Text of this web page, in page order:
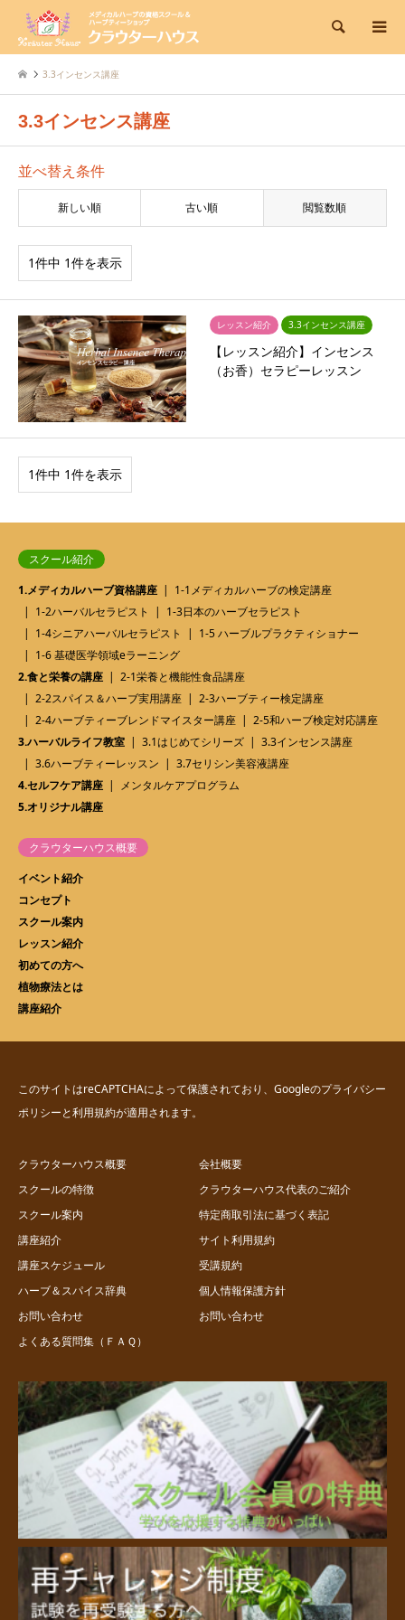
検索
3.3インセンス講座
3.3インセンス講座
並べ替え条件
新しい順 古い順 閲覧数順
1件中 1件を表示
レッスン紹介 3.3インセンス講座
【レッスン紹介】インセンス
（お香）セラピーレッスン
1件中 1件を表示
スクール紹介
1.メディカルハーブ資格講座
1-1メディカルハーブの検定講座
1-2ハーバルセラピスト
1-3日本のハーブセラピスト
1-4シニアハーバルセラピスト
1-5 ハーブルプラクティショナー
1-6 基礎医学領域eラーニング
2.食と栄養の講座
2-1栄養と機能性食品講座
2-2スパイス＆ハーブ実用講座
2-3ハーブティー検定講座
2-4ハーブティーブレンドマイスター講座
2-5和ハーブ検定対応講座
3.ハーバルライフ教室
3.1はじめてシリーズ
3.3インセンス講座
3.6ハーブティーレッスン
3.7セリシン美容液講座
4.セルフケア講座
メンタルケアプログラム
5.オリジナル講座
クラウターハウス概要
イベント紹介
コンセプト
スクール案内
レッスン紹介
初めての方へ
植物療法とは
講座紹介
このサイトはreCAPTCHAによって保護されており、Googleのプライバシー
ポリシーと利用規約が適用されます。
クラウターハウス概要
スクールの特徴
スクール案内
講座紹介
講座スケジュール
ハーブ＆スパイス辞典
お問い合わせ
よくある質問集（ＦＡＱ）
会社概要
クラウターハウス代表のご紹介
特定商取引法に基づく表記
サイト利用規約
受講規約
個人情報保護方針
お問い合わせ